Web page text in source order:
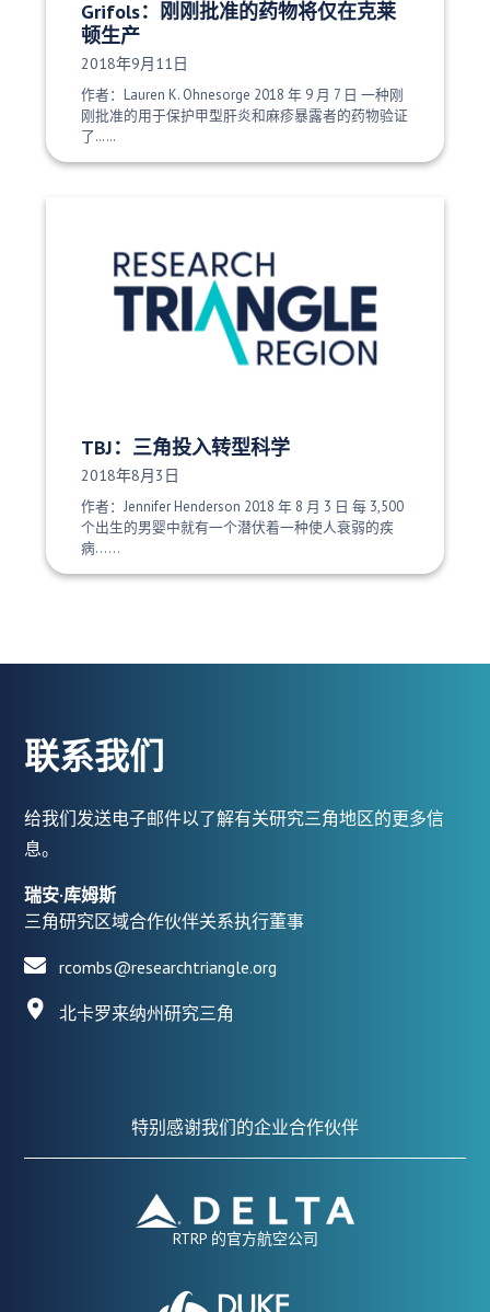
Grifols：刚刚批准的药物将仅在克莱
顿生产
发布日期：
2018年9月11日
作者：Lauren K. Ohnesorge 2018 年 9 月 7 日 一种刚
刚批准的用于保护甲型肝炎和麻疹暴露者的药物验证
了……
TBJ：三角投入转型科学
发布日期：
2018年8月3日
作者：Jennifer Henderson 2018 年 8 月 3 日 每 3,500
个出生的男婴中就有一个潜伏着一种使人衰弱的疾
病......
联系我们
给我们发送电子邮件以了解有关研究三角地区的更多信
息。
瑞安·库姆斯
三角研究区域合作伙伴关系执行董事
rcombs@researchtriangle.org
北卡罗来纳州研究三角
特别感谢我们的企业合作伙伴
RTRP 的官方航空公司